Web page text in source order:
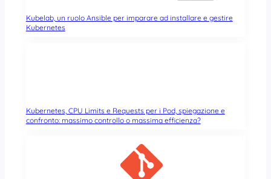
Kubelab, un ruolo Ansible per imparare ad installare e gestire
Kubernetes
Kubernetes, CPU Limits e Requests per i Pod, spiegazione e
confronto: massimo controllo o massima efficienza?